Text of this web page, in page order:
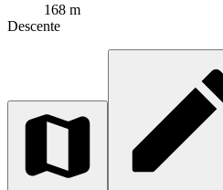
168 m
Descente